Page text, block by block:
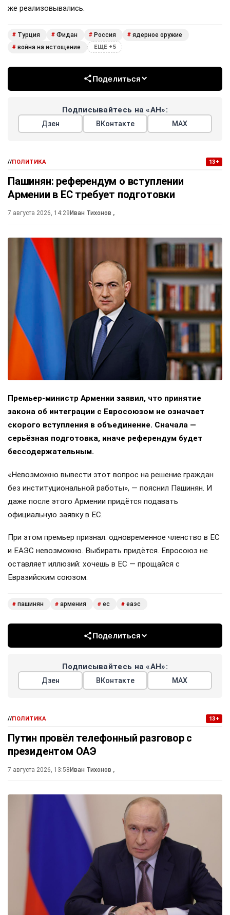
же реализовывались.
# Турция # Фидан # Россия # ядерное оружие
# война на истощение ЕЩЕ +5
Поделиться
Подписывайтесь на «АН»:
Дзен ВКонтакте МАХ
//ПОЛИТИКА 13+
Пашинян: референдум о вступлении
Армении в ЕС требует подготовки
7 августа 2026, 14:29Иван Тихонов ,
Премьер-министр Армении заявил, что принятие
закона об интеграции с Евросоюзом не означает
скорого вступления в объединение. Сначала —
серьёзная подготовка, иначе референдум будет
бессодержательным.
«Невозможно вывести этот вопрос на решение граждан
без институциональной работы», — пояснил Пашинян. И
даже после этого Армении придётся подавать
официальную заявку в ЕС.
При этом премьер признал: одновременное членство в ЕС
и ЕАЭС невозможно. Выбирать придётся. Евросоюз не
оставляет иллюзий: хочешь в ЕС — прощайся с
Евразийским союзом.
# пашинян # армения # ес # еаэс
Поделиться
Подписывайтесь на «АН»:
Дзен ВКонтакте МАХ
//ПОЛИТИКА 13+
Путин провёл телефонный разговор с
президентом ОАЭ
7 августа 2026, 13:58 Иван Тихонов ,